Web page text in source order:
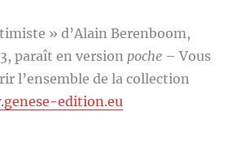
» d’Alain Berenboom,
paraît en version poche – Vous
l’ensemble de la collection
edition.eu